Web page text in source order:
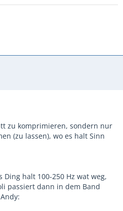
zu komprimieren, sondern nur
(zu lassen), wo es halt Sinn
Ding halt 100-250 Hz wat weg,
passiert dann in dem Band